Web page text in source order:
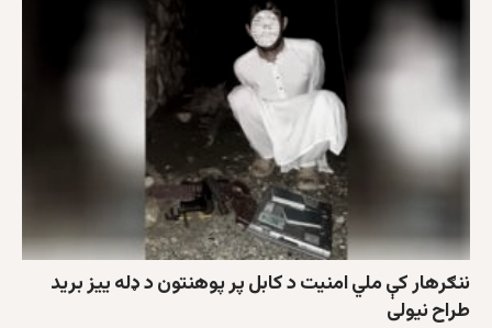
ننګرهار کې ملي امنیت د کابل پر پوهنتون د ډله ییز برید
طراح نیولی